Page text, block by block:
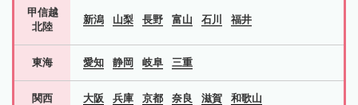
甲信越
北陸
新潟 山梨 長野 富山 石川 福井
東海 愛知 静岡 岐阜 三重
関西 大阪 兵庫 京都 奈良 滋賀 和歌山